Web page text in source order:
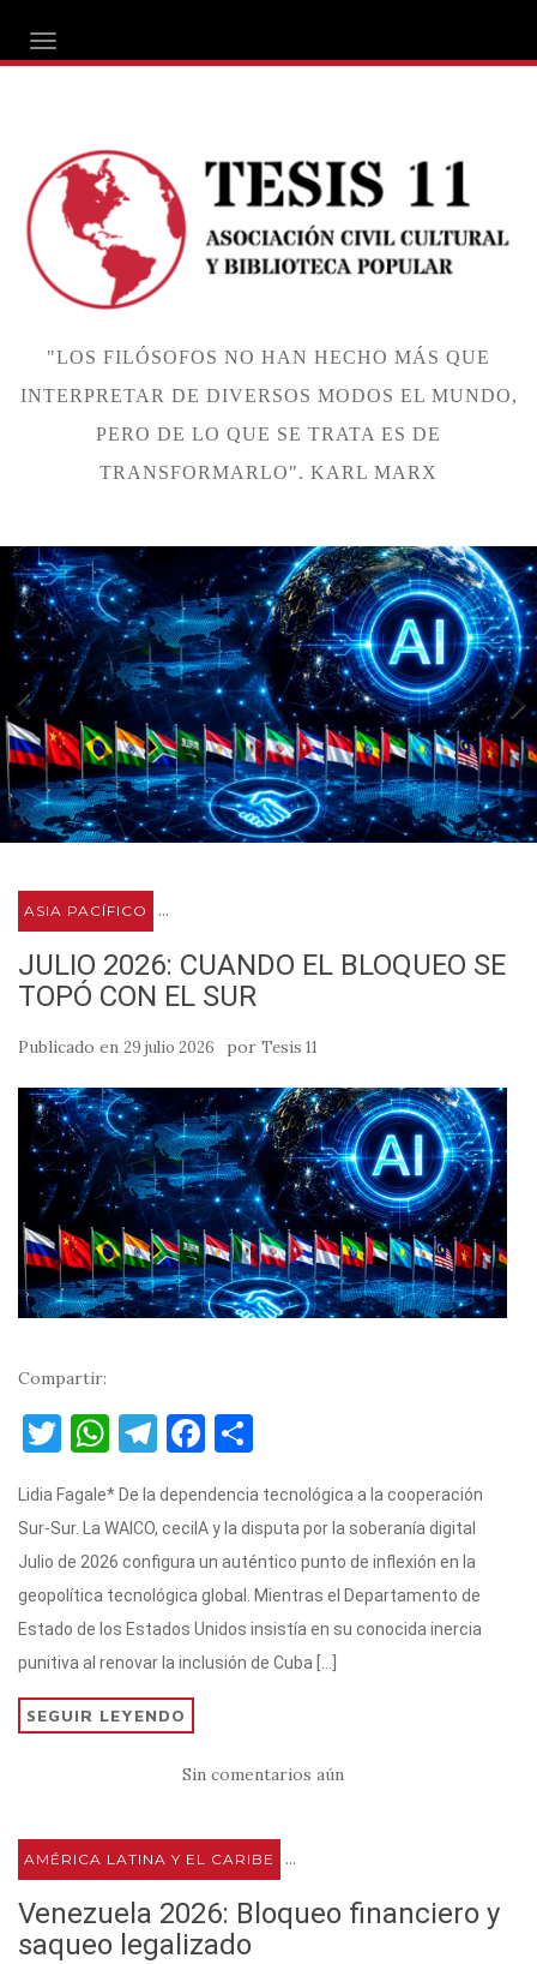
ALTERNAR NAVEGACIÓN
"LOS FILÓSOFOS NO HAN HECHO MÁS QUE
INTERPRETAR DE DIVERSOS MODOS EL MUNDO,
PERO DE LO QUE SE TRATA ES DE
TRANSFORMARLO". KARL MARX
ASIA PACÍFICO ...
JULIO 2026: CUANDO EL BLOQUEO SE
TOPÓ CON EL SUR
Publicado en 29 julio 2026 por Tesis 11
Compartir:
T
it
te
r
W
at
s
A
p
p
T
e
gr
a
m
F
c
e
b
o
o
m
p
ar
ti
r
Lidia Fagale* De la dependencia tecnológica a la cooperación
Sur-Sur. La WAICO, ceciIA y la disputa por la soberanía digital
Julio de 2026 configura un auténtico punto de inflexión en la
geopolítica tecnológica global. Mientras el Departamento de
Estado de los Estados Unidos insistía en su conocida inercia
punitiva al renovar la inclusión de Cuba […]
SEGUIR LEYENDO
Sin comentarios aún
AMÉRICA LATINA Y EL CARIBE ...
Venezuela 2026: Bloqueo financiero y
saqueo legalizado